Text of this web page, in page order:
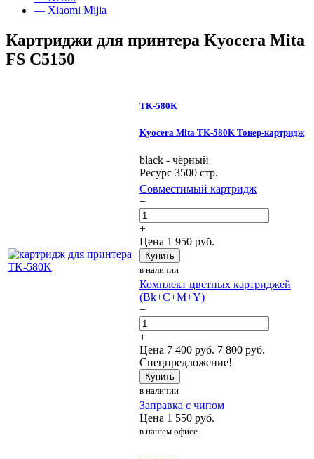
— Xiaomi Mijia
Картриджи для принтера Kyocera Mita
FS C5150
TK-580K
Kyocera Mita TK-580K Тонер-картридж
black - чёрный
Ресурс 3500 стр.
Совместимый картридж
−
+
Цена 1 950 руб.
Купить
в наличии
Комплект цветных картриджей
(Bk+C+M+Y)
−
+
Цена 7 400 руб. 7 800 руб.
Спецпредложение!
Купить
в наличии
Заправка с чипом
Цена 1 550 руб.
в нашем офисе